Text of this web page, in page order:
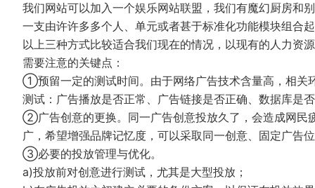
我们网站可以加入一个娱乐网站联盟，我们有魔幻厨房和
一支由许许多多个人、单元或者甚于标准化功能模块组合
以上三种方式比较适合我们现在的情况，以现有的人力资
需要注意的关键点：
①预留一定的测试时间。由于网络广告技术含量高，相关
测试：广告播放是否正常、广告链接是否正确、数据库是
②广告创意的更换。同一广告创意投放久了，会造成网民
广，希望增强品牌记忆度，可以采取同一创意、固定广告
③必要的投放管理与优化。
a)投放前对创意进行测试，尤其是大型投放；